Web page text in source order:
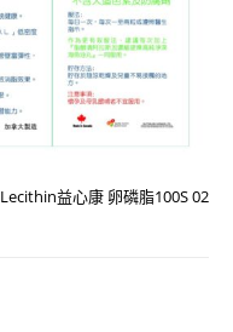
Lecithin益心康 卵磷脂100S 02